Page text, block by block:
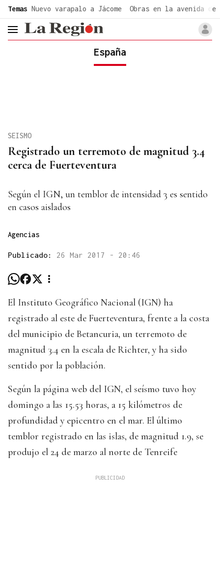
Temas Nuevo varapalo a Jácome Obras en la avenida de
header.menu.open
España
Registrado un terremoto de magnitud 3.4
cerca de Fuerteventura
SEISMO
Según el IGN, un temblor de intensidad 3 es sentido
en casos aislados
Agencias
Publicado: 26 Mar 2017 - 20:46
El Instituto Geográfico Nacional (IGN) ha
registrado al este de Fuerteventura, frente a la costa
del municipio de Betancuria, un terremoto de
magnitud 3.4 en la escala de Richter, y ha sido
sentido por la población.
Según la página web del IGN, el seísmo tuvo hoy
domingo a las 15.53 horas, a 15 kilómetros de
profundidad y epicentro en el mar. El último
temblor registrado en las islas, de magnitud 1.9, se
produjo el 24 de marzo al norte de Tenreife